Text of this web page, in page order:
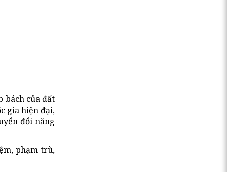
bách của đất
gia hiện đại,
đổi năng
phạm trù,